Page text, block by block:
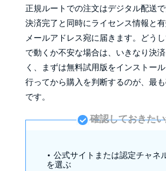
正規ルートでの注文はデジタル配送で
決済完了と同時にライセンス情報と
メールアドレス宛に届きます。どう
で動くか不安な場合は、いきなり決
く、まずは無料試用版をインストー
行ってから購入を判断するのが、最
です。
確認しておきた
• 公式サイトまたは認定チャネ
を選ぶ